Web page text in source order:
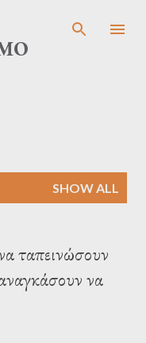
SHOW ALL
ταπεινώσουν
να